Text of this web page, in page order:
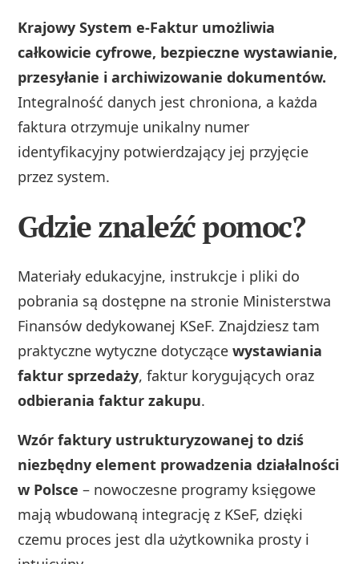
Krajowy System e-Faktur umożliwia
całkowicie cyfrowe, bezpieczne wystawianie,
przesyłanie i archiwizowanie dokumentów.
Integralność danych jest chroniona, a każda
faktura otrzymuje unikalny numer
identyfikacyjny potwierdzający jej przyjęcie
przez system.
Gdzie znaleźć pomoc?
Materiały edukacyjne, instrukcje i pliki do
pobrania są dostępne na stronie Ministerstwa
Finansów dedykowanej KSeF. Znajdziesz tam
praktyczne wytyczne dotyczącewystawiania
faktur sprzedaży, faktur korygujących oraz
odbierania faktur zakupu.
Wzór faktury ustrukturyzowanej to dziś
niezbędny element prowadzenia działalności
w Polsce – nowoczesne programy księgowe
mają wbudowaną integrację z KSeF, dzięki
czemu proces jest dla użytkownika prosty i